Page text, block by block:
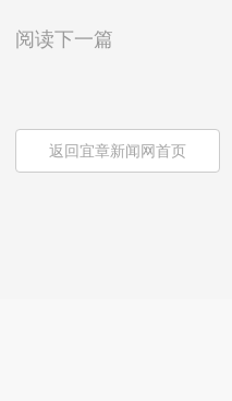
阅读下一篇
返回宜章新闻网首页